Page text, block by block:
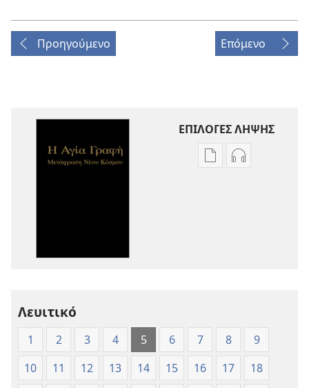
Προηγούμενο Επόμενο
ΕΠΙΛΟΓΕΣ ΛΗΨΗΣ
Επιλογές
(Έκδοση 1997)
Επιλογές
(Έκδοση
Λευιτικό
1 2 3 4 5 6 7 8
9
10
11 12 13 14 15 16 17
18